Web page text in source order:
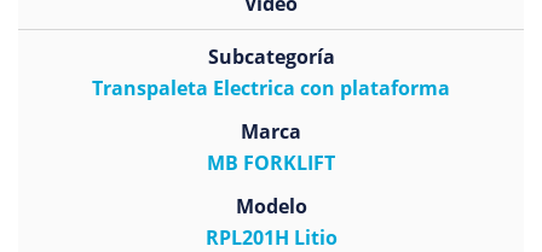
Subcategoría
Transpaleta Electrica con plataforma
Marca
MB FORKLIFT
Modelo
RPL201H Litio